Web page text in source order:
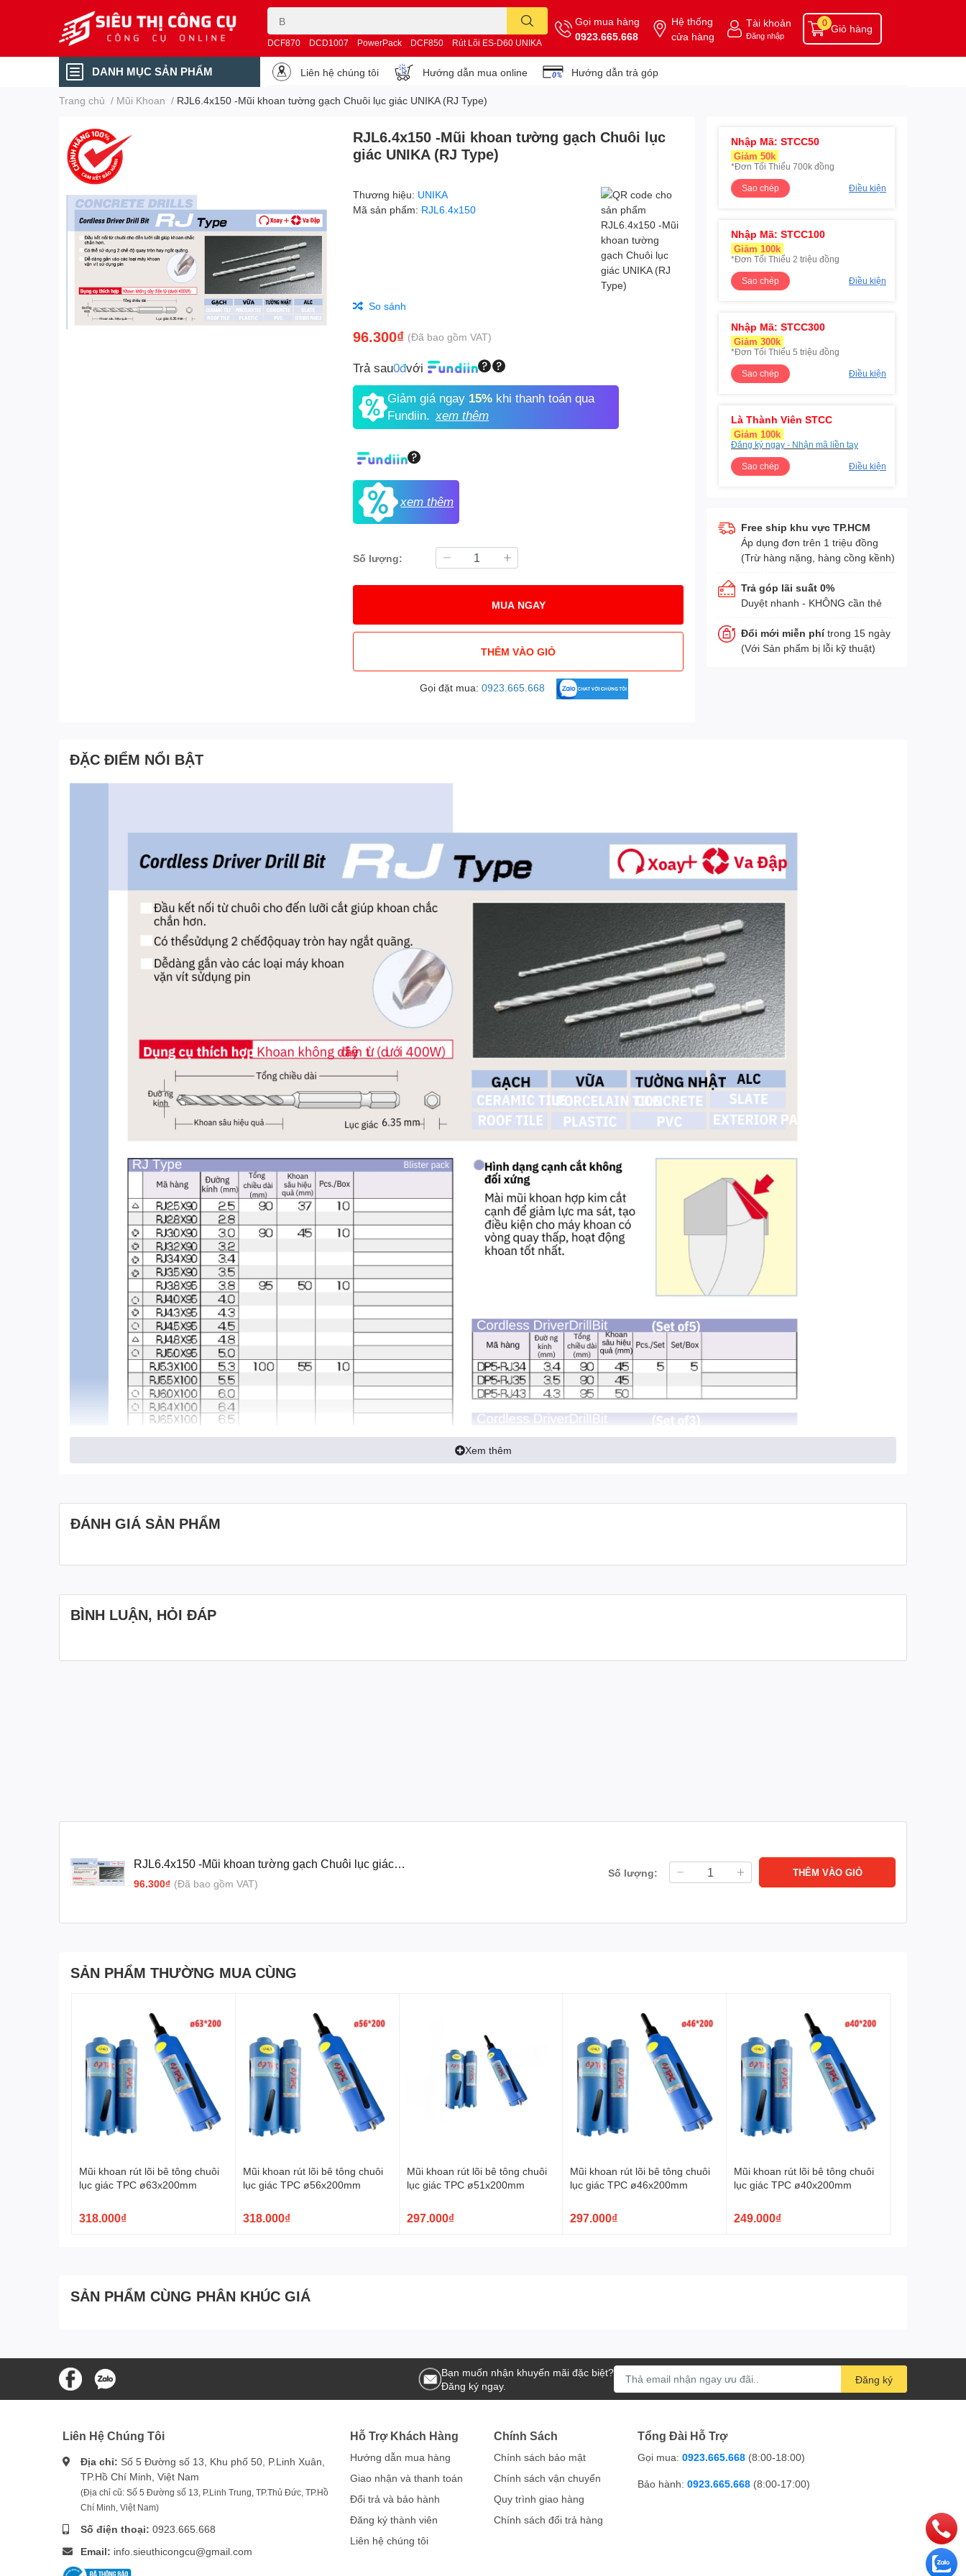
DCF870 DCD1007 PowerPack DCF850 Rút Lõi ES-D60 UNIKA
Gọi mua hàng
0923.665.668
Hệ thống
cửa hàng
Tài khoản
Đăng nhập
Giỏ hàng
0
DANH MỤC SẢN PHẨM Liên hệ chúng tôi Hướng dẫn mua online Hướng dẫn trả góp
Trang chủ / Mũi Khoan / RJL6.4x150 -Mũi khoan tường gạch Chuôi lục giác UNIKA (RJ Type)
RJL6.4x150 -Mũi khoan tường gạch Chuôi lục
giác UNIKA (RJ Type)
Thương hiệu: UNIKA
Mã sản phẩm: RJL6.4x150
So sánh
96.300₫ (Đã bao gồm VAT)
Trả sau0đvới
Giảm giá ngay 15% khi thanh toán qua
Fundiin. xem thêm
xem thêm
Số lượng:
MUA NGAY
THÊM VÀO GIỎ
Gọi đặt mua: 0923.665.668
Nhập Mã: STCC50
Giảm 50k
*Đơn Tối Thiểu 700k đồng
Sao chép
Điều kiện
Nhập Mã: STCC100
Giảm 100k
*Đơn Tối Thiểu 2 triệu đồng
Sao chép
Điều kiện
Nhập Mã: STCC300
Giảm 300k
*Đơn Tối Thiểu 5 triệu đồng
Sao chép
Điều kiện
Là Thành Viên STCC
Giảm 100k
Đăng ký ngay - Nhận mã liền tay
Sao chép
Điều kiện
Free ship khu vực TP.HCM
Áp dụng đơn trên 1 triệu đồng
(Trừ hàng nặng, hàng cồng kềnh)
Trả góp lãi suất 0%
Duyệt nhanh - KHÔNG cần thẻ
Đổi mới miễn phítrong 15 ngày
(Với Sản phẩm bị lỗi kỹ thuật)
ĐẶC ĐIỂM NỔI BẬT
Xem thêm
ĐÁNH GIÁ SẢN PHẨM
BÌNH LUẬN, HỎI ĐÁP
RJL6.4x150 -Mũi khoan tường gạch Chuôi lục giác
UNIKA (RJ Type)
96.300₫ (Đã bao gồm VAT)
Số lượng: THÊM VÀO GIỎ
SẢN PHẨM THƯỜNG MUA CÙNG
Mũi khoan rút lõi bê tông chuôi
lục giác TPC ø63x200mm
318.000₫
Mũi khoan rút lõi bê tông chuôi
lục giác TPC ø56x200mm
318.000₫
Mũi khoan rút lõi bê tông chuôi
lục giác TPC ø51x200mm
297.000₫
Mũi khoan rút lõi bê tông chuôi
lục giác TPC ø46x200mm
297.000₫
Mũi khoan rút lõi bê tông chuôi
lục giác TPC ø40x200mm
249.000₫
SẢN PHẨM CÙNG PHÂN KHÚC GIÁ
Bạn muốn nhận khuyến mãi đặc biệt?
Đăng ký ngay.
Đăng ký
Liên Hệ Chúng Tôi
Địa chỉ: Số 5 Đường số 13, Khu phố 50, P.Linh Xuân,
TP.Hồ Chí Minh, Việt Nam
(Địa chỉ cũ: Số 5 Đường số 13, P.Linh Trung, TP.Thủ Đức, TP.Hồ
Chí Minh, Việt Nam)
Số điện thoại: 0923.665.668
Email: info.sieuthicongcu@gmail.com
Hỗ Trợ Khách Hàng
Hướng dẫn mua hàng
Giao nhận và thanh toán
Đổi trả và bảo hành
Đăng ký thành viên
Liên hệ chúng tôi
Chính Sách
Chính sách bảo mật
Chính sách vận chuyển
Quy trình giao hàng
Chính sách đổi trả hàng
Tổng Đài Hỗ Trợ
Gọi mua: 0923.665.668 (8:00-18:00)
Bảo hành: 0923.665.668 (8:00-17:00)